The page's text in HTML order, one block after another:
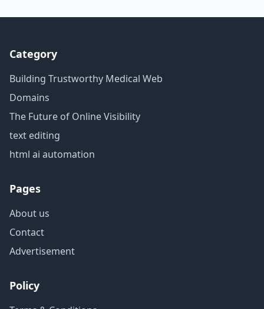
Category
Building Trustworthy Medical Web
Domains
The Future of Online Visibility
text editing
html ai automation
Pages
About us
Contact
Advertisement
Policy